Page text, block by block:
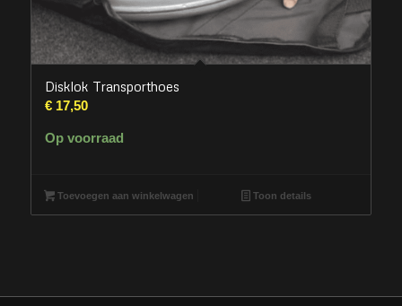
Disklok Transporthoes
€17,50
Op voorraad
Toevoegen aan winkelwagen Toon details